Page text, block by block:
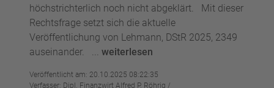
höchstrichterlich noch nicht abgeklärt. Mit dieser
Rechtsfrage setzt sich die aktuelle
Veröffentlichung von Lehmann, DStR 2025, 2349
auseinander. ... weiterlesen
Veröffentlicht am: 20.10.2025 08:22:35
Verfasser: Dipl. Finanzwirt Alfred P. Röhrig /